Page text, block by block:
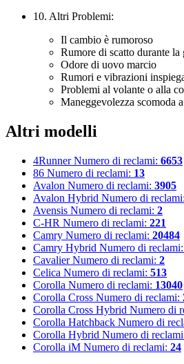
10. Altri Problemi:
Il cambio è rumoroso
Rumore di scatto durante la
Odore di uovo marcio
Rumori e vibrazioni
Problemi al volante o alla
Maneggevolezza scomoda
Altri modelli
4Runner Numero di reclami: 6653
86 Numero di reclami: 13
Avalon Numero di reclami: 3905
Avalon Hybrid Numero di reclami:
Avensis Numero di reclami: 2
C-HR Numero di reclami: 221
Camry Numero di reclami: 20484
Camry Hybrid Numero di reclami:
Cavalier Numero di reclami: 2
Celica Numero di reclami: 513
Corolla Numero di reclami: 13040
Corolla Cross Numero di reclami:
Corolla Cross Hybrid Numero di
Corolla Hatchback Numero di
Corolla Hybrid Numero di
Corolla iM Numero di reclami: 24